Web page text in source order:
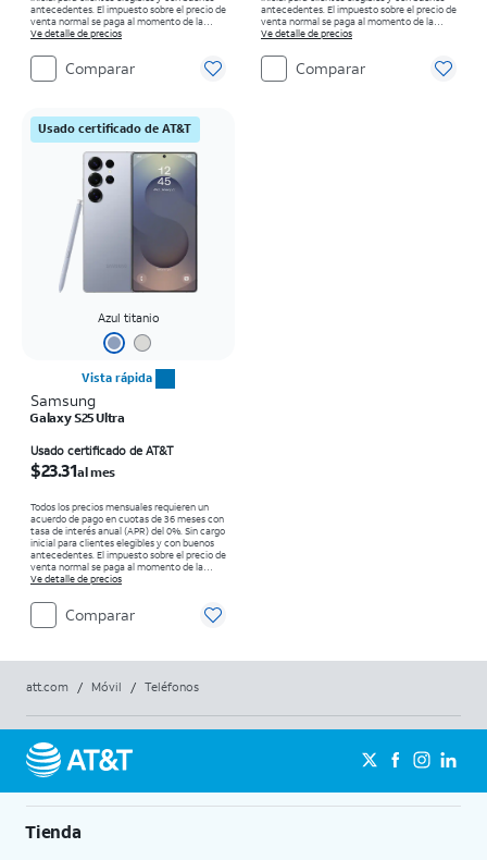
antecedentes. El impuesto sobre el precio de
venta normal se paga al momento de la
compra. Existen restricciones.
Ve detalle de precios
Comparar
antecedentes. El impuesto sobre el precio de
venta normal se paga al momento de la
compra. Existen restricciones.
Ve detalle de precios
Comparar
Usado certificado de AT&T
Azul titanio
Vista rápida
Samsung
Galaxy S25 Ultra
Usado certificado de AT&T
$23.31al mes
Todos los precios mensuales requieren un
acuerdo de pago en cuotas de 36 meses con
tasa de interés anual (APR) del 0%. Sin cargo
inicial para clientes elegibles y con buenos
antecedentes. El impuesto sobre el precio de
venta normal se paga al momento de la
compra. Existen restricciones.
Ve detalle de precios
Comparar
att.com / Móvil / Teléfonos
Tienda